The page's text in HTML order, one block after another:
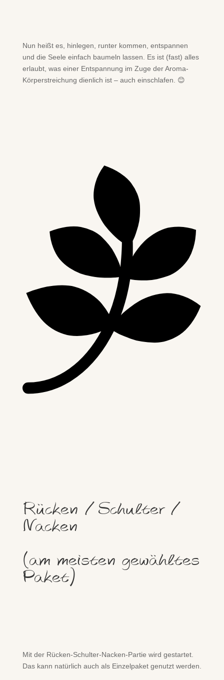
Nun heißt es, hinlegen, runter kommen, entspannen
und die Seele einfach baumeln lassen. Es ist (fast) alles
erlaubt, was einer Entspannung im Zuge der Aroma-
Körperstreichung dienlich ist – auch einschlafen. 😊
Rücken / Schulter /
Nacken
(am meisten gewähltes
Paket)
Mit der Rücken-Schulter-Nacken-Partie wird gestartet.
Das kann natürlich auch als Einzelpaket genutzt werden.